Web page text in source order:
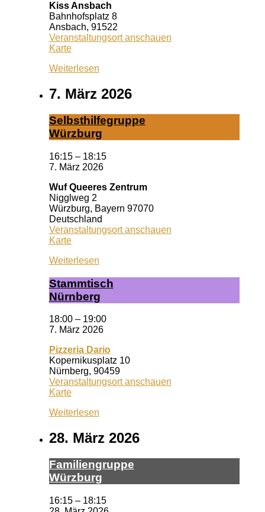
Kiss Ansbach
Bahnhofsplatz 8
Ansbach, 91522
Veranstaltungsort anschauen
KarteKiss
Weiterlesen
7. März 2026
Selbst­hil­fe­grup­pe
Würz­burg
16:15 – 18:15
7. März 2026
Wuf Queeres Zentrum
Nigglweg 2
Würzburg, Bayern 97070
Deutschland
Veranstaltungsort anschauen
KarteWuf
Zentrum
Weiterlesen
Stamm­tisch
Nürn­berg
18:00 – 19:00
7. März 2026
Pizzeria Dario
Kopernikusplatz 10
Nürnberg, 90459
Veranstaltungsort anschauen
KartePizzeria
Weiterlesen
28. März 2026
Fa­mi­li­en­grup­pe
Würz­burg
16:15 – 18:15